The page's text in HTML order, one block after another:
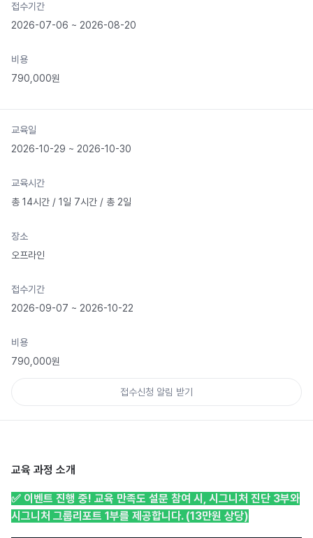
접수기간
2026-07-06 ~ 2026-08-20
비용
790,000원
교육일
2026-10-29 ~ 2026-10-30
교육시간
총 14시간 / 1일 7시간 / 총 2일
장소
오프라인
접수기간
2026-09-07 ~ 2026-10-22
비용
790,000원
접수신청 알림 받기
교육 과정 소개
✅️ 이벤트 진행 중! 교육 만족도 설문 참여 시, 시그니처 진단 3부와
시그니처 그룹리포트 1부를 제공합니다. (13만원 상당)